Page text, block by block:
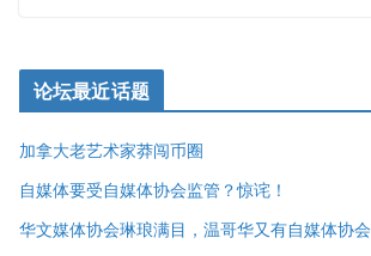
论坛最近话题
加拿大老艺术家莽闯币圈
自媒体要受自媒体协会监管？惊诧！
华文媒体协会琳琅满目，温哥华又有自媒体协会